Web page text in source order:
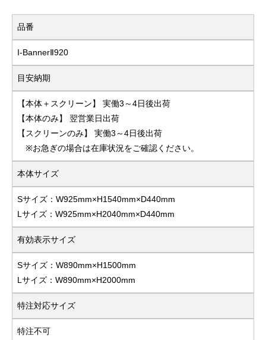
品番
I-BannerⅡ920
目安納期
【本体＋スクリーン】 実働3～4日後出荷
【本体のみ】 翌営業日出荷
【スクリーンのみ】 実働3～4日後出荷
※お急ぎの場合は在庫状況をご確認ください。
本体サイズ
Sサイズ：W925mm×H1540mm×D440mm
Lサイズ：W925mm×H2040mm×D440mm
有効表示サイズ
Sサイズ：W890mm×H1500mm
Lサイズ：W890mm×H2000mm
特注対応サイズ
特注不可